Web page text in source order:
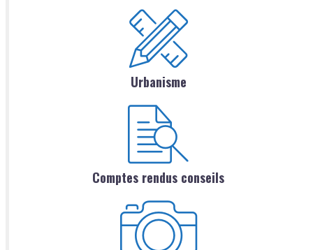
Urbanisme
Comptes rendus conseils